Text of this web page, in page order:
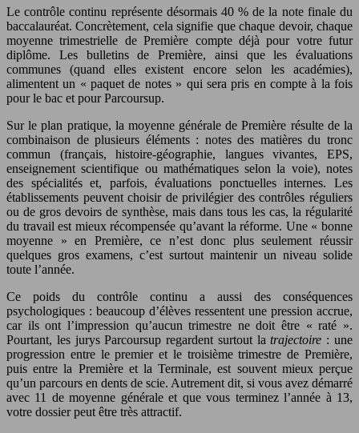
Le contrôle continu représente désormais 40 % de la note finale du
baccalauréat. Concrètement, cela signifie que chaque devoir, chaque
moyenne trimestrielle de Première compte déjà pour votre futur
diplôme. Les bulletins de Première, ainsi que les évaluations
communes (quand elles existent encore selon les académies),
alimentent un « paquet de notes » qui sera pris en compte à la fois
pour le bac et pour Parcoursup.
Sur le plan pratique, la moyenne générale de Première résulte de la
combinaison de plusieurs éléments : notes des matières du tronc
commun (français, histoire-géographie, langues vivantes, EPS,
enseignement scientifique ou mathématiques selon la voie), notes
des spécialités et, parfois, évaluations ponctuelles internes. Les
établissements peuvent choisir de privilégier des contrôles réguliers
ou de gros devoirs de synthèse, mais dans tous les cas, la régularité
du travail est mieux récompensée qu’avant la réforme. Une « bonne
moyenne » en Première, ce n’est donc plus seulement réussir
quelques gros examens, c’est surtout maintenir un niveau solide
toute l’année.
Ce poids du contrôle continu a aussi des conséquences
psychologiques : beaucoup d’élèves ressentent une pression accrue,
car ils ont l’impression qu’aucun trimestre ne doit être « raté ».
Pourtant, les jurys Parcoursup regardent surtout latrajectoire : une
progression entre le premier et le troisième trimestre de Première,
puis entre la Première et la Terminale, est souvent mieux perçue
qu’un parcours en dents de scie. Autrement dit, si vous avez démarré
avec 11 de moyenne générale et que vous terminez l’année à 13,
votre dossier peut être très attractif.